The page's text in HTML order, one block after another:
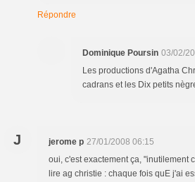
Répondre
Dominique Poursin 03/02/
Les productions d'Agatha
cadrans et les Dix petits
J jerome p 27/01/2008 06:15
oui, c'est exactement ça, "inutilement
lire ag christie : chaque fois quE j'ai